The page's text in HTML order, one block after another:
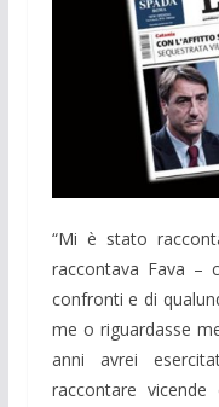
“Mi è stato
raccontava Fava –
confronti e di
me o riguardasse
anni avrei
raccontare